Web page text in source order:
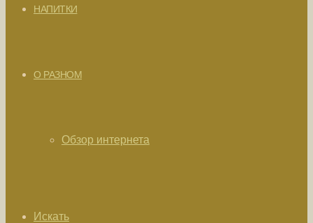
НАПИТКИ
О РАЗНОМ
Обзор интернета
Искать